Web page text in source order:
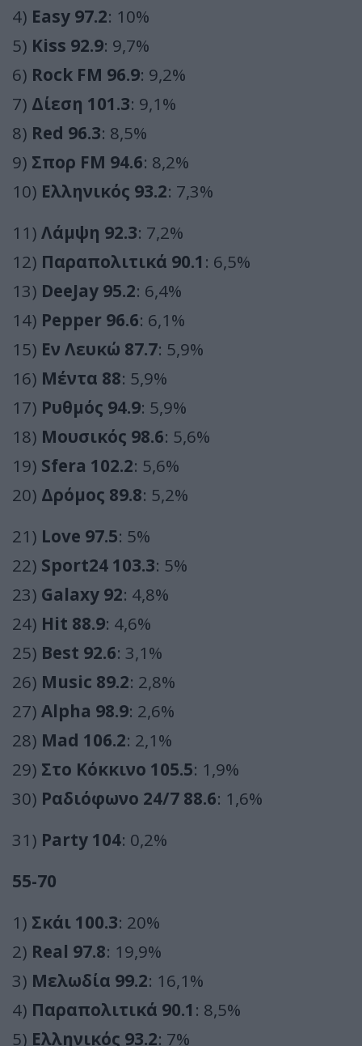
4) Easy 97.2: 10%
5) Kiss 92.9: 9,7%
6) Rock FM 96.9: 9,2%
7) Δίεση 101.3: 9,1%
8) Red 96.3: 8,5%
9) Σπορ FM 94.6: 8,2%
10) Ελληνικός 93.2: 7,3%
11) Λάμψη 92.3: 7,2%
12) Παραπολιτικά 90.1 : 6,5%
13) DeeJay 95.2: 6,4%
14) Pepper 96.6: 6,1%
15) Εν Λευκώ 87.7: 5,9%
16) Μέντα 88: 5,9%
17) Ρυθμός 94.9: 5,9%
18) Μουσικός 98.6: 5,6%
19) Sfera 102.2: 5,6%
20) Δρόμος 89.8: 5,2%
21) Love 97.5: 5%
22) Sport24 103.3: 5%
23) Galaxy 92: 4,8%
24) Hit 88.9: 4,6%
25) Best 92.6: 3,1%
26) Music 89.2: 2,8%
27) Alpha 98.9: 2,6%
28) Mad 106.2: 2,1%
29) Στο Κόκκινο 105.5: 1,9%
30) Ραδιόφωνο 24/7 88.6: 1,6%
31) Party 104: 0,2%
55-70
1) Σκάι 100.3: 20%
2) Real 97.8: 19,9%
3) Μελωδία 99.2: 16,1%
4) Παραπολιτικά 90.1 : 8,5%
5) Ελληνικός 93.2: 7%